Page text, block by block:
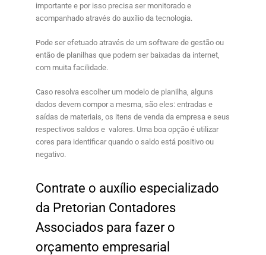
importante e por isso precisa ser monitorado e
acompanhado através do auxílio da tecnologia.
Pode ser efetuado através de um software de gestão ou
então de planilhas que podem ser baixadas da internet,
com muita facilidade.
Caso resolva escolher um modelo de planilha, alguns
dados devem compor a mesma, são eles: entradas e
saídas de materiais, os itens de venda da empresa e seus
respectivos saldos e valores. Uma boa opção é utilizar
cores para identificar quando o saldo está positivo ou
negativo.
Contrate o auxílio especializado
da Pretorian Contadores
Associados para fazer o
orçamento empresarial